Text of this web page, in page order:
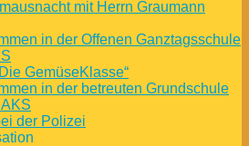
mit Herrn Graumann
in der Offenen Ganztagsschule
GemüseKlasse“
in der betreuten Grundschule
der Polizei